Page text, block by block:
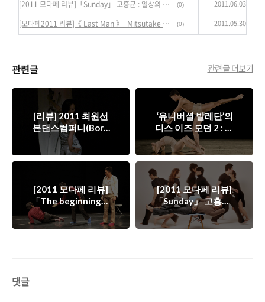
[2011 모다페 리뷰]「Sunday」 고흥균 : 일상의 흐름과 꿈결의 의식 (0) 2011.06.03
[모다페2011 리뷰]《 Last Man 》_Mitsutake Kasai : (0) 2011.05.30
관련글 관련글 더보기
[리뷰] 2011 최원선
본댄스컴퍼니(Born
Dance) Rendering
IV - 동행 : 한국 춤 외
연의 확장
‘유니버셜 발레단’의
디스 이즈 모던 2 : 이
리 킬리안에서 허용순
으로 - 모던의 기점을
전후로, 변화해 온 예
술 속 자아들을 더듬
어 가다
[2011 모다페 리뷰]
「The beginning」
이주형 : 드라마틱한
내러티브와 정서 속
[2011 모다페 리뷰]
「Sunday」 고흥균 :
일상의 흐름과 꿈결의
의식
댓글